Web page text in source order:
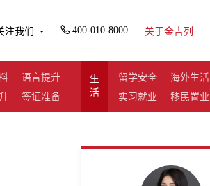
注我们 400-010-8000 关于金吉列
语言提升
签证准备
生
活
留学安全
海外生活
实习就业
移民置业